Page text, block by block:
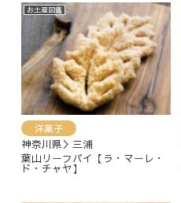
お土産図鑑
洋菓子
神奈川県＞三浦
葉山リーフパイ【ラ・マーレ・
ド・チャヤ】